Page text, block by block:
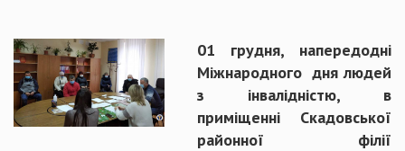
01 грудня, напередодні
Міжнародного дня людей
з інвалідністю, в
приміщенні Скадовської
районної філії